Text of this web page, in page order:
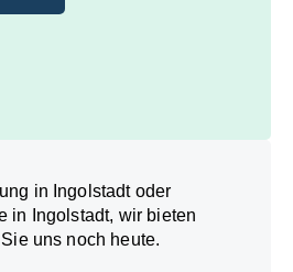
in Ingolstadt oder
in Ingolstadt, wir bieten
uns noch heute.